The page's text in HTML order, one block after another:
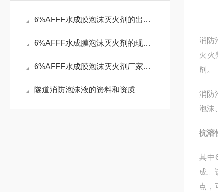
6%AFFF水成膜泡沫灭火剂的出厂报告
6%AFFF水成膜泡沫灭火剂的现场效果
6%AFFF水成膜泡沫灭火剂厂家供货资质
隧道消防泡沫液的资料和资质
消防
灭火
剂。
消防
泡沫
抗溶
其中
成。
点，